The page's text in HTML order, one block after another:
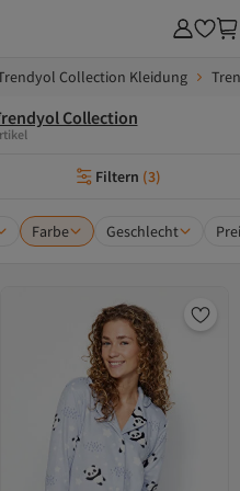
Collection Kleidung
Collection
Filtern (3)
Farbe Geschlecht